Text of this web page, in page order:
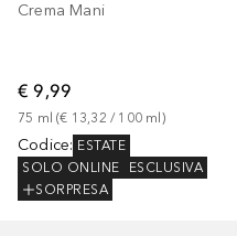
Crema Mani
€ 9,99
75 ml (€ 13,32 / 100 ml )
Codice: ESTATE
SOLO ONLINE
ESCLUSIVA
SORPRESA